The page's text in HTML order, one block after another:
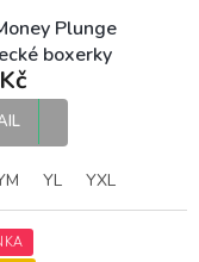
Plunge
boxerky
YL YXL